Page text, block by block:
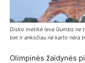
Disko metikė Ieva Gumbs ne
bet ir anksčiau nė karto nėra
Olimpinės žaidynės